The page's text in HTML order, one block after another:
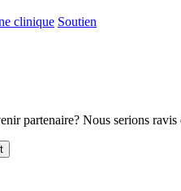
clinique Soutien
partenaire? Nous serions ravis